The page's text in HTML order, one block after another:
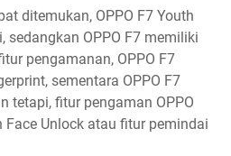
ditemukan, OPPO F7 Youth
OPPO F7 memiliki
pengamanan, OPPO F7
sementara OPPO F7
tetapi, fitur pengaman OPPO
Face Unlock atau fitur pemindai